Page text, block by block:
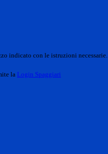
indicato con le istruzioni necessarie.
la Login Spaggiari